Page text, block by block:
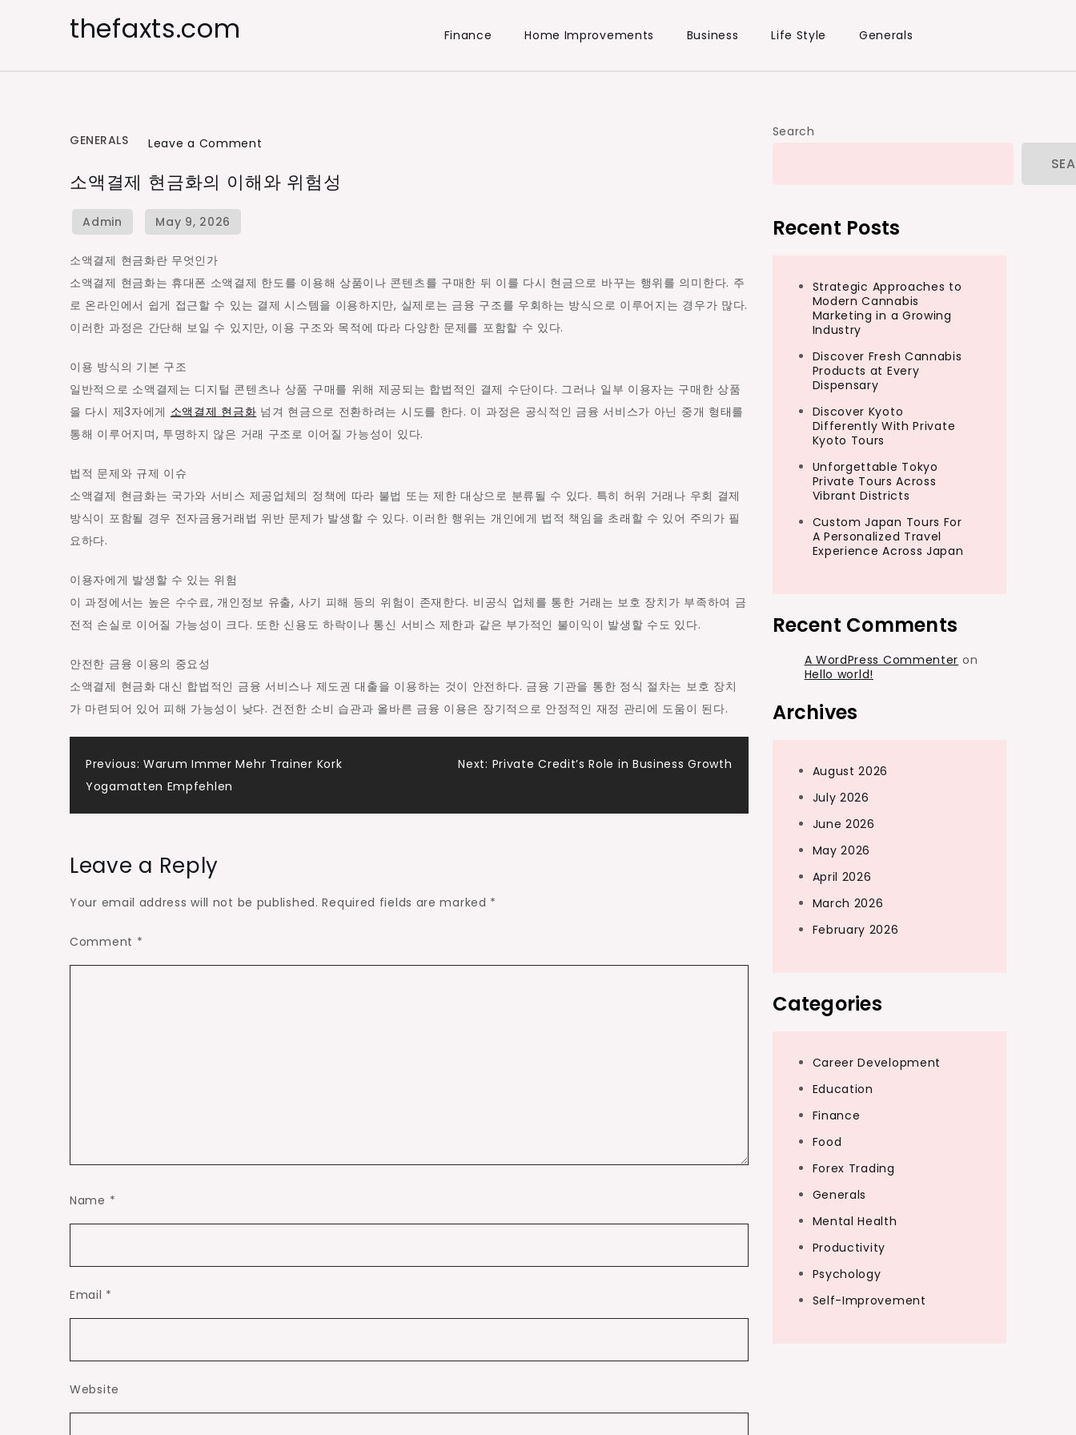
thefaxts.com Finance Home Improvements Business Life Style Generals
GENERALS Leave a Comment
액
금
화
의
와
위
험
소액결제 현금화의 이해와 위험성
소액결제 현금화란 무엇인가
소액결제 현금화는 휴대폰 소액결제 한도를 이용해 상품이나 콘텐츠를 구매한 뒤 이를 다시 현금으로 바꾸는 행위를 의미한다. 주
로 온라인에서 쉽게 접근할 수 있는 결제 시스템을 이용하지만, 실제로는 금융 구조를 우회하는 방식으로 이루어지는 경우가 많다.
이러한 과정은 간단해 보일 수 있지만, 이용 구조와 목적에 따라 다양한 문제를 포함할 수 있다.
이용 방식의 기본 구조
일반적으로 소액결제는 디지털 콘텐츠나 상품 구매를 위해 제공되는 합법적인 결제 수단이다. 그러나 일부 이용자는 구매한 상품
을 다시 제3자에게 소액결제 현금화 넘겨 현금으로 전환하려는 시도를 한다. 이 과정은 공식적인 금융 서비스가 아닌 중개 형태를
통해 이루어지며, 투명하지 않은 거래 구조로 이어질 가능성이 있다.
법적 문제와 규제 이슈
소액결제 현금화는 국가와 서비스 제공업체의 정책에 따라 불법 또는 제한 대상으로 분류될 수 있다. 특히 허위 거래나 우회 결제
방식이 포함될 경우 전자금융거래법 위반 문제가 발생할 수 있다. 이러한 행위는 개인에게 법적 책임을 초래할 수 있어 주의가 필
요하다.
이용자에게 발생할 수 있는 위험
이 과정에서는 높은 수수료, 개인정보 유출, 사기 피해 등의 위험이 존재한다. 비공식 업체를 통한 거래는 보호 장치가 부족하여 금
전적 손실로 이어질 가능성이 크다. 또한 신용도 하락이나 통신 서비스 제한과 같은 부가적인 불이익이 발생할 수도 있다.
안전한 금융 이용의 중요성
소액결제 현금화 대신 합법적인 금융 서비스나 제도권 대출을 이용하는 것이 안전하다. 금융 기관을 통한 정식 절차는 보호 장치
가 마련되어 있어 피해 가능성이 낮다. 건전한 소비 습관과 올바른 금융 이용은 장기적으로 안정적인 재정 관리에 도움이 된다.
Post
navigation
Previous: Warum Immer Mehr Trainer Kork
Yogamatten Empfehlen
Next: Private Credit’s Role in Business Growth
Leave a Reply
Your email address will not be published. Required fields are marked *
Comment *
Name *
Email *
Website
Search
Recent Posts
Strategic Approaches to
Modern Cannabis
Marketing in a Growing
Industry
Discover Fresh Cannabis
Products at Every
Dispensary
Discover Kyoto
Differently With Private
Kyoto Tours
Unforgettable Tokyo
Private Tours Across
Vibrant Districts
Custom Japan Tours For
A Personalized Travel
Experience Across Japan
Recent Comments
A WordPress Commenter on
Hello world!
Archives
August 2026
July 2026
June 2026
May 2026
April 2026
March 2026
February 2026
Categories
Career Development
Education
Finance
Food
Forex Trading
Generals
Mental Health
Productivity
Psychology
Self-Improvement